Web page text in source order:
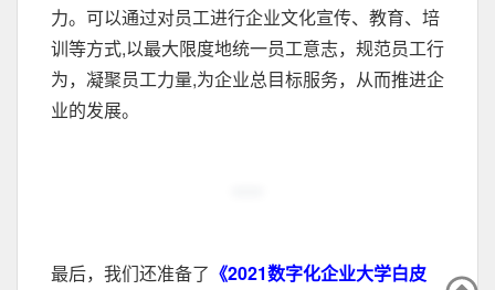
力。可以通过对员工进行企业文化宣传、教育、培
训等方式,以最大限度地统一员工意志，规范员工行
为，凝聚员工力量,为企业总目标服务，从而推进企
业的发展。
最后，我们还准备了 《2021数字化企业大学白皮